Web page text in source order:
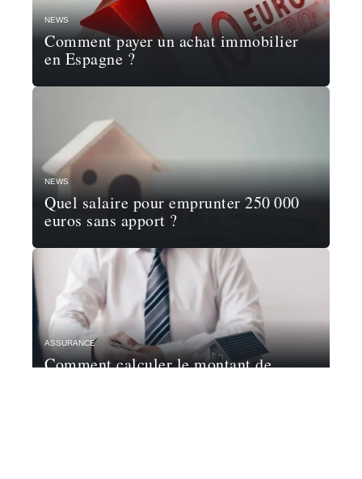
NEWS
Comment payer un achat immobilier
en Espagne ?
NEWS
Quel salaire pour emprunter 250 000
euros sans apport ?
ASSURANCE
Comment calculer le montant de